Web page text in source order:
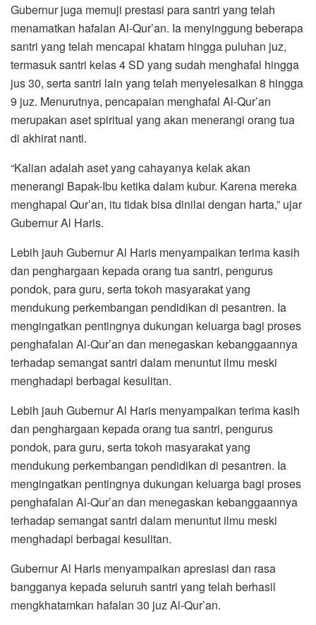
Gubernur juga memuji prestasi para santri yang telah
menamatkan hafalan Al-Qur’an. Ia menyinggung beberapa
santri yang telah mencapai khatam hingga puluhan juz,
termasuk santri kelas 4 SD yang sudah menghafal hingga
jus 30, serta santri lain yang telah menyelesaikan 8 hingga
9 juz. Menurutnya, pencapaian menghafal Al-Qur’an
merupakan aset spiritual yang akan menerangi orang tua
di akhirat nanti.
“Kalian adalah aset yang cahayanya kelak akan
menerangi Bapak-Ibu ketika dalam kubur. Karena mereka
menghapal Qur’an, itu tidak bisa dinilai dengan harta,” ujar
Gubernur Al Haris.
Lebih jauh Gubernur Al Haris menyampaikan terima kasih
dan penghargaan kepada orang tua santri, pengurus
pondok, para guru, serta tokoh masyarakat yang
mendukung perkembangan pendidikan di pesantren. Ia
mengingatkan pentingnya dukungan keluarga bagi proses
penghafalan Al-Qur’an dan menegaskan kebanggaannya
terhadap semangat santri dalam menuntut ilmu meski
menghadapi berbagai kesulitan.
Lebih jauh Gubernur Al Haris menyampaikan terima kasih
dan penghargaan kepada orang tua santri, pengurus
pondok, para guru, serta tokoh masyarakat yang
mendukung perkembangan pendidikan di pesantren. Ia
mengingatkan pentingnya dukungan keluarga bagi proses
penghafalan Al-Qur’an dan menegaskan kebanggaannya
terhadap semangat santri dalam menuntut ilmu meski
menghadapi berbagai kesulitan.
Gubernur Al Haris menyampaikan apresiasi dan rasa
bangganya kepada seluruh santri yang telah berhasil
mengkhatamkan hafalan 30 juz Al-Qur’an.